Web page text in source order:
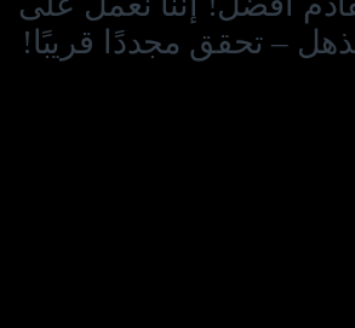
– تحقق مجددًا قريبًا!